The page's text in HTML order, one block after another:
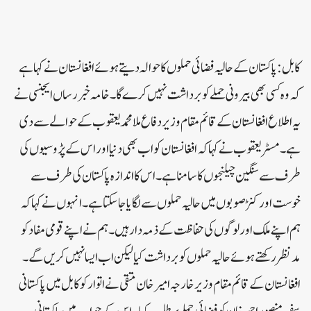
کابل: پاکستان کے حالیہ فضائی حملوں کا حوالہ دیتے ہوئے افغانستان نے کہا ہے
کہ وہ کسی بھی بیرونی حملے کو برداشت نہیں کرے گا۔خامہ خبر رساں ایجنسی نے
یہ اطلاع افغانستان کے قائم مقام وزیر دفاع ملا محمد یعقوب کے حوالے سے دی
ہے۔مسٹر یعقوب نے کہاکہ افغانستان کو اب بھی دنیا اور اس کے پڑوسیوں کی
طرف سے سنگین چیلنجوں کا سامنا ہے۔ اس کا اندازہ پاکستان کی طرف سے
خوست اور کنڑ صوبوں میں حالیہ حملوں سے لگایا جا سکتا ہے۔انہوں نے کہا کہ
ہم اپنے ملک اور لوگوں کی حفاظت کے ذمہ دار ہیں۔ ہم نے اپنے قومی مفاد کو
مدنظر رکھتے ہوئے حالیہ حملوں کو برداشت کیا لیکن اب ایسا نہیں کریں گے۔
افغانستان کے قائم مقام وزیر خارجہ امیر خان متقی نے اتوار کو کابل میں پاکستانی